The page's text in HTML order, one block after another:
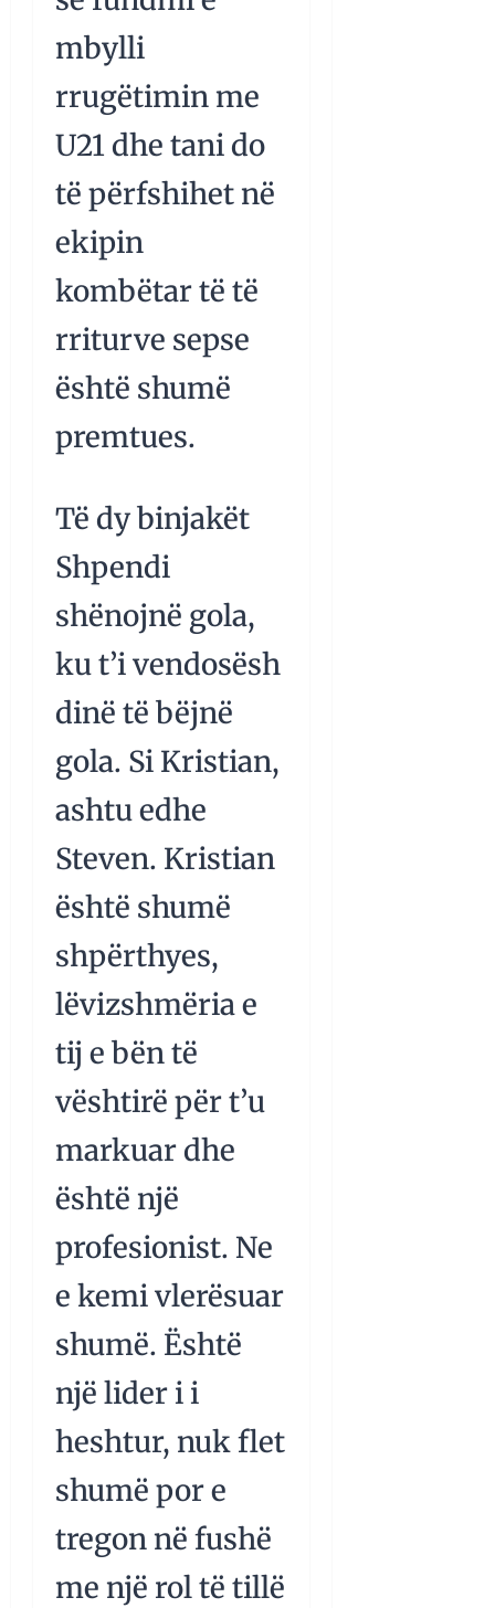
mbylli
rrugëtimin me
U21 dhe tani do
të përfshihet në
ekipin
kombëtar të të
rriturve sepse
është shumë
premtues.
Të dy binjakët
Shpendi
shënojnë gola,
ku t’i vendosësh
dinë të bëjnë
gola. Si Kristian,
ashtu edhe
Steven. Kristian
është shumë
shpërthyes,
lëvizshmëria e
tij e bën të
vështirë për t’u
markuar dhe
është një
profesionist. Ne
e kemi vlerësuar
shumë. Është
një lider i i
heshtur, nuk flet
shumë por e
tregon në fushë
me një rol të tillë